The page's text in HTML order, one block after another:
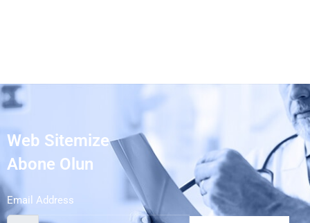
Web Sitemize
Abone Olun
Email Address